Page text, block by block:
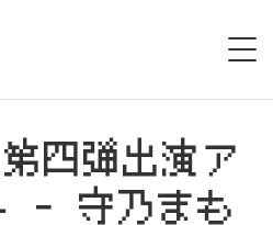
HOME四弾出演ア
- 守乃まも